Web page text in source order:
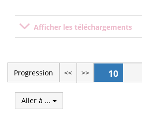
Afficher les téléchargements
Progression << >> 10
Aller à ...